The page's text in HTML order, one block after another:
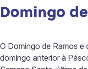
Domingo
O Domingo de Ramos
domingo anterior à